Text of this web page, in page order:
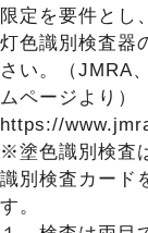
限定を要件とし
灯色識別検査器
さい。（JMRA
ムページより）
https://
※塗色識別検査
識別検査カード
す。